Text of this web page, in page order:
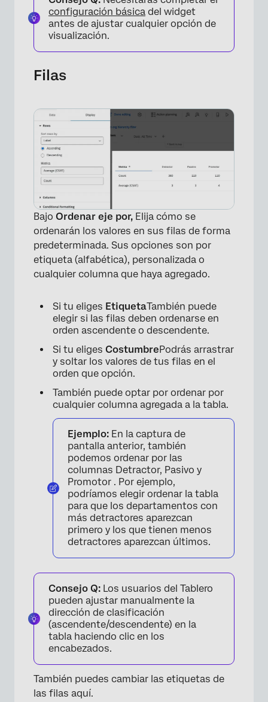
×
configuración básica del widget
antes de ajustar cualquier opción de
visualización.
Filas
Bajo Ordenar eje por, Elija cómo se
ordenarán los valores en sus filas de forma
predeterminada. Sus opciones son por
etiqueta (alfabética), personalizada o
cualquier columna que haya agregado.
Si tu eliges EtiquetaTambién puede
elegir si las filas deben ordenarse en
orden ascendente o descendente.
Si tu eliges CostumbrePodrás arrastrar
y soltar los valores de tus filas en el
orden que opción.
También puede optar por ordenar por
cualquier columna agregada a la tabla.
Ejemplo: En la captura de
pantalla anterior, también
podemos ordenar por las
columnas Detractor, Pasivo y
Promotor . Por ejemplo,
podríamos elegir ordenar la tabla
para que los departamentos con
más detractores aparezcan
primero y los que tienen menos
detractores aparezcan últimos.
Consejo Q: Los usuarios del Tablero
pueden ajustar manualmente la
dirección de clasificación
(ascendente/descendente) en la
tabla haciendo clic en los
encabezados.
También puedes cambiar las etiquetas de
las filas aquí.